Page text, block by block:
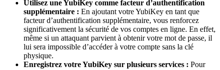
Utilisez une YubiKey comme facteur d’authentification
supplémentaire : En ajoutant votre YubiKey en tant que
facteur d’authentification supplémentaire, vous renforcez
significativement la sécurité de vos comptes en ligne. En effet,
même si un attaquant parvient à obtenir votre mot de passe, il
lui sera impossible d’accéder à votre compte sans la clé
physique.
Enregistrez votre YubiKey sur plusieurs services : Pour